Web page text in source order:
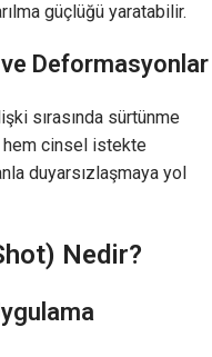
güçlüğü yaratabilir.
Deformasyonlar
sırasında sürtünme
hem cinsel istekte
duyarsızlaşmaya yol
Nedir?